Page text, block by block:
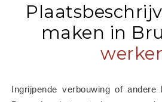
maken in
Ingrijpende verbouwing of andere